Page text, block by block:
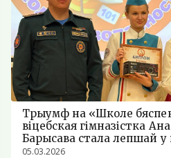
Трыумф на «Школе
віцебская гімназістка
Барысава стала лепшай у
05.03.2026